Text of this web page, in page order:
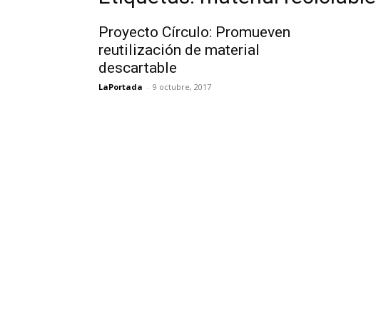
Proyecto Círculo: Promueven
reutilización de material
descartable
LaPortada - 9 octubre, 2017